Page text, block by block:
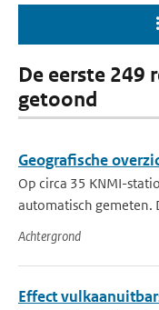
De eerste 249
getoond
Geografische
Op circa 35 KNMI-
automatisch gemeten.
Achtergrond
Effect